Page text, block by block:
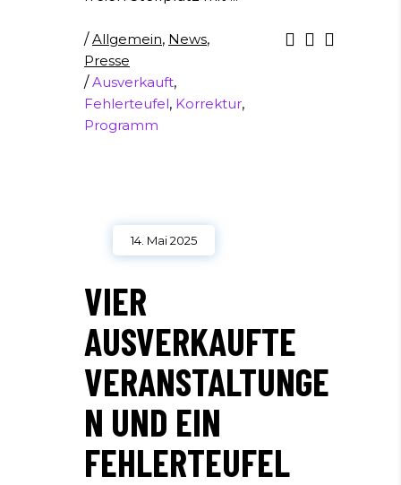
/Allgemein, News,
Presse
/Ausverkauft,
Fehlerteufel, Korrektur,
Programm
14. Mai 2025
VIER
AUSVERKAUFTE
VERANSTALTUNGE
N UND EIN
FEHLERTEUFEL